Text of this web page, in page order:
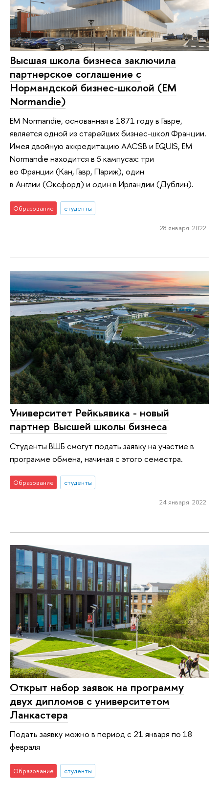
Высшая школа бизнеса заключила
партнерское соглашение с
Нормандской бизнес-школой (EM
Normandie)
EM Normandie, основанная в 1871 году в Гавре,
является одной из старейших бизнес-школ Франции.
Имея двойную аккредитацию AACSB и EQUIS, EM
Normandie находится в 5 кампусах: три
во Франции (Кан, Гавр, Париж), один
в Англии (Оксфорд) и один в Ирландии (Дублин).
Образование студенты
28 января 2022
Университет Рейкьявика - новый
партнер Высшей школы бизнеса
Студенты ВШБ смогут подать заявку на участие в
программе обмена, начиная с этого семестра.
Образование студенты
24 января 2022
Открыт набор заявок на программу
двух дипломов с университетом
Ланкастера
Подать заявку можно в период с 21 января по 18
февраля
Образование студенты